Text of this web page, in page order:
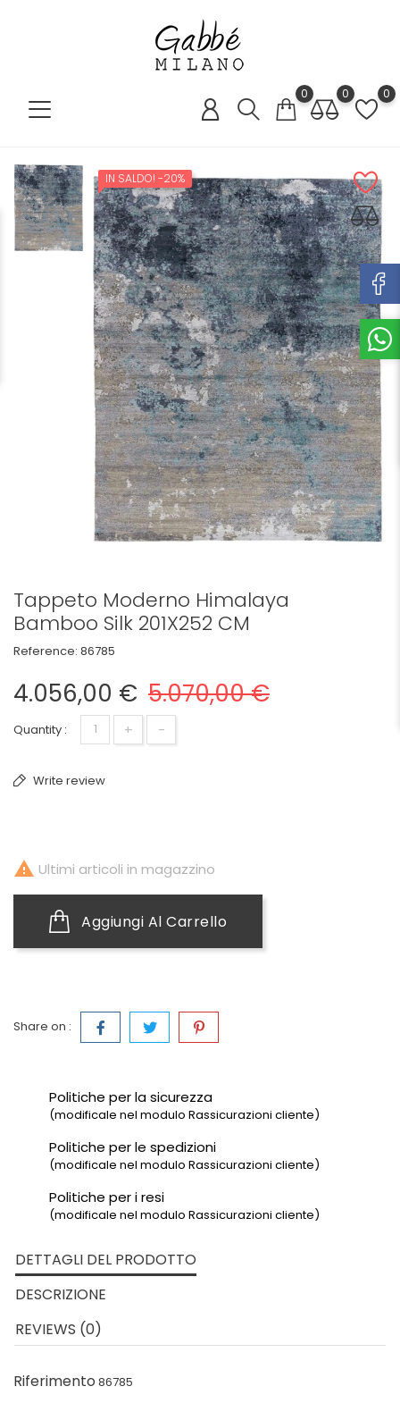
0 0 0
IN SALDO! -20%
Tappeto Moderno Himalaya
Bamboo Silk 201X252 CM
Reference: 86785
4.056,00 € 5.070,00 €
Quantity : + -
Write review
 Ultimi articoli in magazzino
Aggiungi Al Carrello
Share on :
Politiche per la sicurezza
(modificale nel modulo Rassicurazioni cliente)
Politiche per le spedizioni
(modificale nel modulo Rassicurazioni cliente)
Politiche per i resi
(modificale nel modulo Rassicurazioni cliente)
DETTAGLI DEL PRODOTTO
DESCRIZIONE
REVIEWS (0)
Riferimento 86785